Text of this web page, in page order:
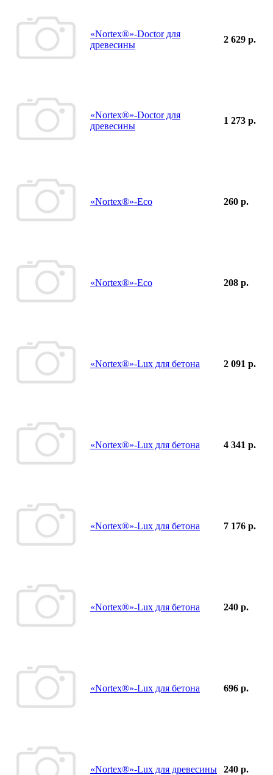
«Nortex®»-Doctor для
древесины
2 629 р.
«Nortex®»-Doctor для
древесины
1 273 р.
«Nortex®»-Eco 260 р.
«Nortex®»-Eco 208 р.
«Nortex®»-Lux для бетона 2 091 р.
«Nortex®»-Lux для бетона 4 341 р.
«Nortex®»-Lux для бетона 7 176 р.
«Nortex®»-Lux для бетона 240 р.
«Nortex®»-Lux для бетона 696 р.
«Nortex®»-Lux для древесины 240 р.